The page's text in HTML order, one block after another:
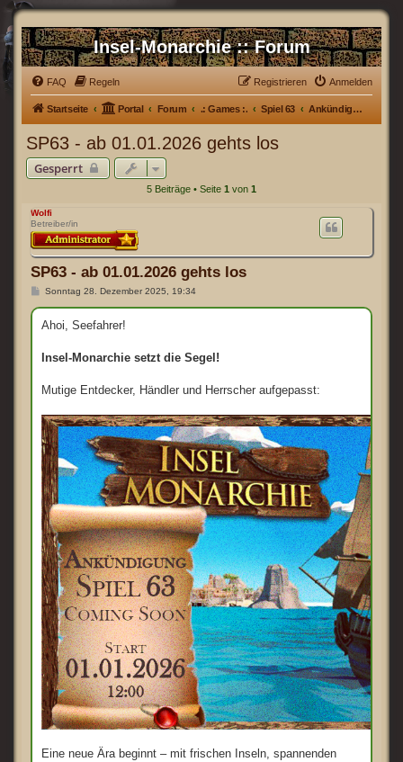
Insel-Monarchie :: Forum
FAQ Regeln Anmelden
Registrieren
Startseite Portal Forum .: Games :. Spiel 63 Ankündigungen
SP63 - ab 01.01.2026 gehts los
Gesperrt
5 Beiträge • Seite 1 von 1
Wolfi
Betreiber/in
SP63 - ab 01.01.2026 gehts los
B
i
t
g
Sonntag 28. Dezember 2025, 19:34
Ahoi, Seefahrer!
Insel-Monarchie setzt die Segel!
Mutige Entdecker, Händler und Herrscher aufgepasst:
Eine neue Ära beginnt – mit frischen Inseln, spannenden